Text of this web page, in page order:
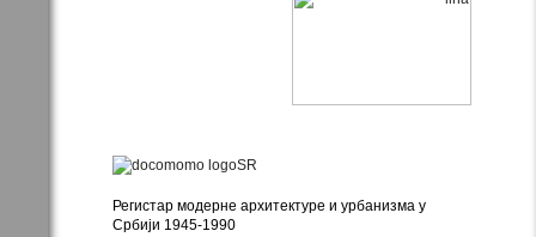
Регистар модерне архитектуре и урбанизма у
Србији 1945-1990